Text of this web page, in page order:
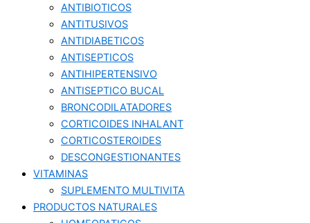
ANTIBIOTICOS
ANTITUSIVOS
ANTIDIABETICOS
ANTISEPTICOS
ANTIHIPERTENSIVO
ANTISEPTICO BUCAL
BRONCODILATADORES
CORTICOIDES INHALANT
CORTICOSTEROIDES
DESCONGESTIONANTES
VITAMINAS
SUPLEMENTO MULTIVITA
PRODUCTOS NATURALES